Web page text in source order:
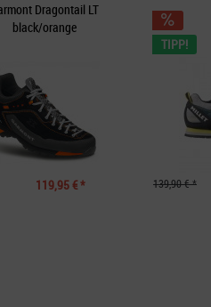
119,95 € *
Dragontail LT
black/orange
TIPP!
139,90 € *